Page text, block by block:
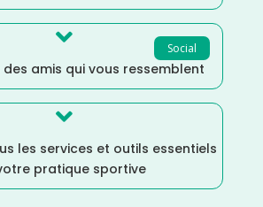
Social

amis qui vous ressemblent

les services et outils essentiels
pratique sportive